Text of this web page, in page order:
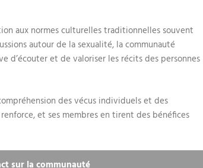
aux normes culturelles traditionnelles souvent
autour de la sexualité, la communauté
d’écouter et de valoriser les récits des personnes
des vécus individuels et des
et ses membres en tirent des bénéfices